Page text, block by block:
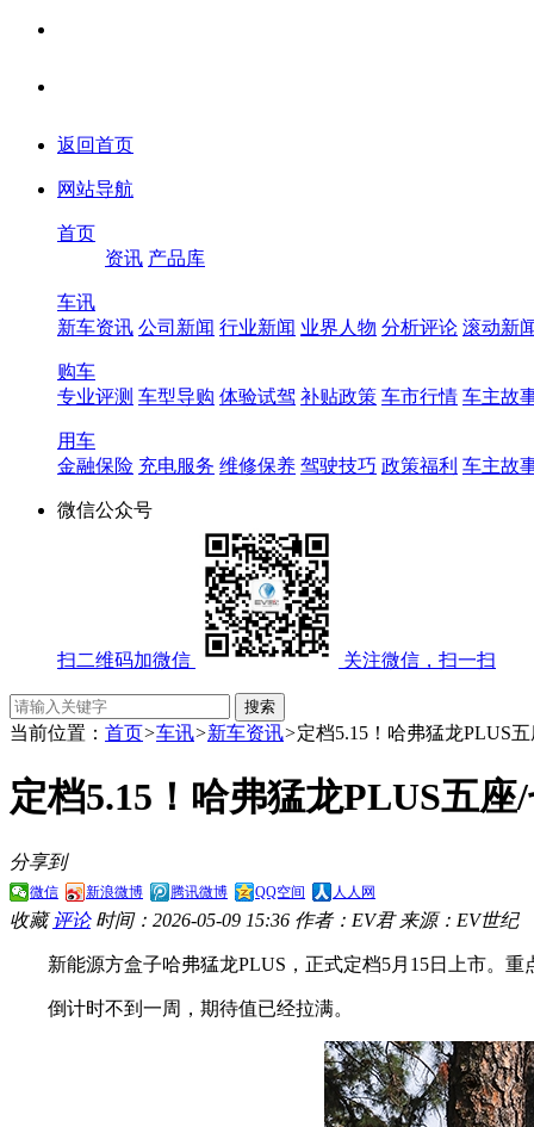
返回首页
网站导航
首页
资讯 产品库
车讯
新车资讯 公司新闻 行业新闻 业界人物 分析评论 滚动新
购车
专业评测 车型导购 体验试驾 补贴政策 车市行情 车主故
用车
金融保险 充电服务 维修保养 驾驶技巧 政策福利 车主故
微信公众号
扫二维码加微信 关注微信，扫一扫
当前位置： 首页>车讯>新车资讯>定档5.15！哈弗猛龙PLUS
定档5.15！哈弗猛龙PLUS五
分享到
微信 新浪微博 腾讯微博 QQ空间 人人网
收藏 评论 时间：2026-05-09 15:36 作者：EV君 来源：EV世纪
新能源方盒子哈弗猛龙PLUS，正式定档5月15日上市。
倒计时不到一周，期待值已经拉满。